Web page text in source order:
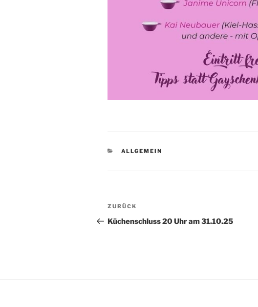
KATEGORIEN
ALLGEMEIN
Beitragsnavigation
Vorheriger
Beitrag
ZURÜCK
Küchenschluss 20 Uhr am 31.10.25